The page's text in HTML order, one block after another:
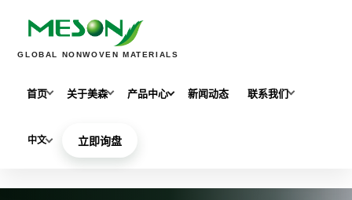
GLOBAL NONWOVEN MATERIALS
首页 关于美森 产品中心 新闻动态 联系我们
中文 立即询盘